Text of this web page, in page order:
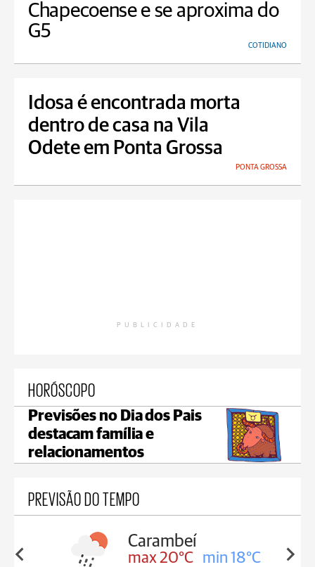
Chapecoense e se aproxima do
G5
COTIDIANO
Idosa é encontrada morta
dentro de casa na Vila
Odete em Ponta Grossa
PONTA GROSSA
PUBLICIDADE
HORÓSCOPO
Previsões no Dia dos Pais
destacam família e
relacionamentos
PREVISÃO DO TEMPO
18°C
Carambeí
max 20°C min 18°C